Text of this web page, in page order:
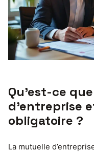
Qu’est-ce
d’entreprise
obligatoire ?
La mutuelle